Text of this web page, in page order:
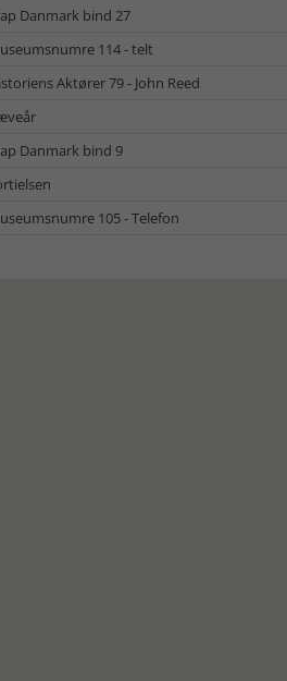
Danmark bind 27
114 - telt
Aktører 79 - John Reed
Danmark bind 9
105 - Telefon